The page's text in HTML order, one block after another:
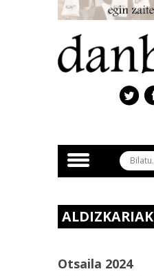
ALDIZKARIAK
Otsaila 2024